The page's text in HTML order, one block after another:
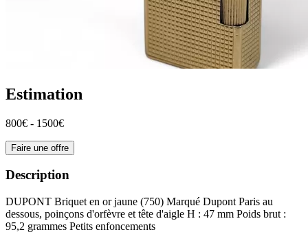
Estimation
800€ - 1500€
Faire une offre
Description
DUPONT Briquet en or jaune (750) Marqué Dupont Paris au
dessous, poinçons d'orfèvre et tête d'aigle H : 47 mm Poids brut :
95,2 grammes Petits enfoncements